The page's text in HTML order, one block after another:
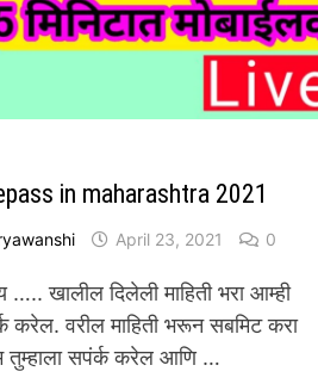
in maharashtra 2021
April 23, 2021 0
….. खालील दिलेली माहिती भरा आम्ही
करेल. वरील माहिती भरून सबमिट करा
तुम्हाला सपंर्क करेल आणि …